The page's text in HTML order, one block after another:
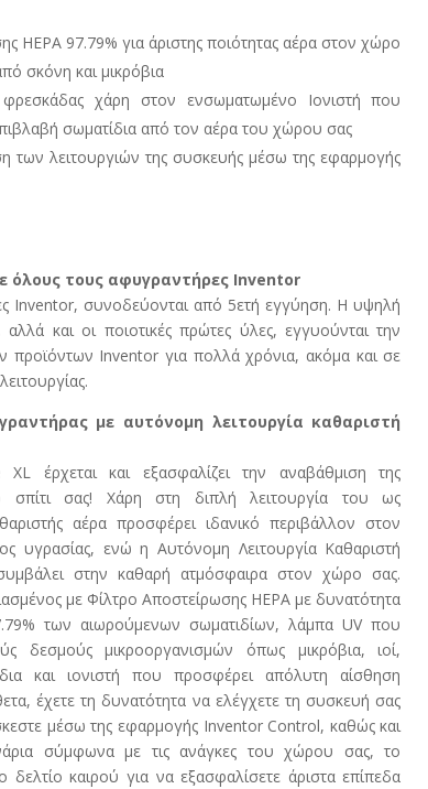
HEPA 97.79% για άριστης ποιότητας αέρα στον χώρο
σκόνη και μικρόβια
χάρη στον ενσωματωμένο Ιονιστή που
σωματίδια από τον αέρα του χώρου σας
των λειτουργιών της συσκευής μέσω της εφαρμογής
όλους τους αφυγραντήρες Inventor
Inventor, συνοδεύονται από 5ετή εγγύηση. Η υψηλή
και οι ποιοτικές πρώτες ύλες, εγγυούνται την
προϊόντων Inventor για πολλά χρόνια, ακόμα και σε
με αυτόνομη λειτουργία καθαριστή
έρχεται και εξασφαλίζει την αναβάθμιση της
σπίτι σας! Χάρη στη διπλή λειτουργία του ως
αέρα προσφέρει ιδανικό περιβάλλον στον
υγρασίας, ενώ η Αυτόνομη Λειτουργία Καθαριστή
στην καθαρή ατμόσφαιρα στον χώρο σας.
με Φίλτρο Αποστείρωσης HEPA με δυνατότητα
των αιωρούμενων σωματιδίων, λάμπα UV που
δεσμούς μικροοργανισμών όπως μικρόβια, ιοί,
και ιονιστή που προσφέρει απόλυτη αίσθηση
έχετε τη δυνατότητα να ελέγχετε τη συσκευή σας
μέσω της εφαρμογής Inventor Control, καθώς και
σύμφωνα με τις ανάγκες του χώρου σας, το
δελτίο καιρού για να εξασφαλίσετε άριστα επίπεδα